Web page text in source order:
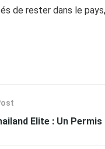
de rester dans le
Elite : Un